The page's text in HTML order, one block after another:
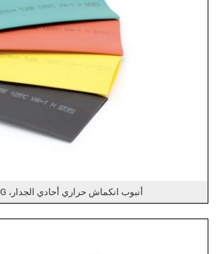
أنبوب انكماش حراري أحادي الجدار، WMPG